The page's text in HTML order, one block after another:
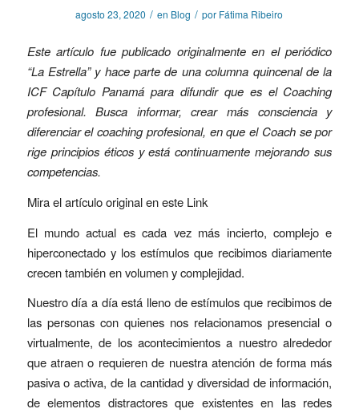
agosto 23, 2020 / en Blog / por Fátima Ribeiro
Este artículo fue publicado originalmente en el periódico
“La Estrella” y hace parte de una columna quincenal de la
ICF Capítulo Panamá para difundir que es el Coaching
profesional. Busca informar, crear más consciencia y
diferenciar el coaching profesional, en que el Coach se por
rige principios éticos y está continuamente mejorando sus
competencias.
Mira el artículo original en este Link
El mundo actual es cada vez más incierto, complejo e
hiperconectado y los estímulos que recibimos diariamente
crecen también en volumen y complejidad.
Nuestro día a día está lleno de estímulos que recibimos de
las personas con quienes nos relacionamos presencial o
virtualmente, de los acontecimientos a nuestro alrededor
que atraen o requieren de nuestra atención de forma más
pasiva o activa, de la cantidad y diversidad de información,
de elementos distractores que existentes en las redes